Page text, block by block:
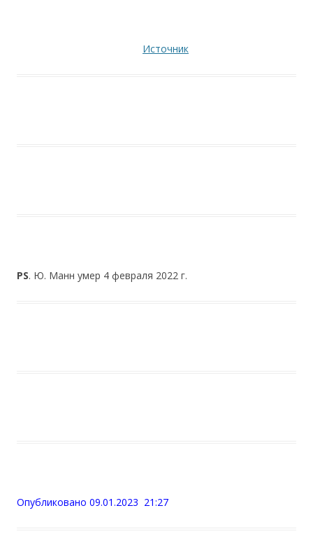
Источник
PS. Ю. Манн умер 4 февраля 2022 г.
Опубликовано 09.01.2023 21:27